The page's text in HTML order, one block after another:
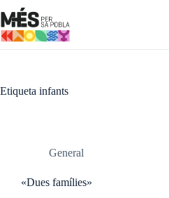
Omet
al
contingut
Etiqueta infants
General
«Dues famílies»